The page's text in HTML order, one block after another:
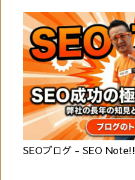
SEOブログ - SEO Note!!